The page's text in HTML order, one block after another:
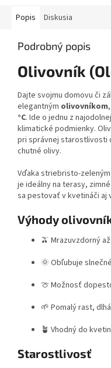
Popis Diskusia
Podrobný popis
Olivovník
Dajte svojmu domovu či
elegantným olivovníkom
°C. Ide o jednu z
klimatické podmienky.
pri správnej starostlivosti
chutné olivy.
Vďaka striebristo-
je ideálny na terasy,
sa pestovať v kvetináči aj
Výhody
🫒 Mrazuvzdorný
🌞 Obľubuje
🍈 Možnosť
🌱 Pomalý rast,
🪴 Vhodný do
Starostlivosť